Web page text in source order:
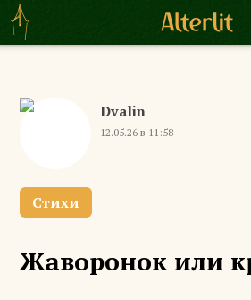
Dvalin
12.05.26 в 11:58
Стихи
Жаворонок или